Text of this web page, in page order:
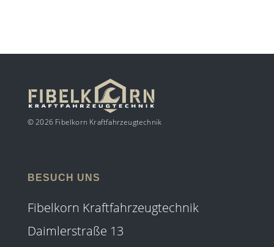
© 2026 Fibelkorn Kraftfahrzeugtechnik
BESUCH UNS
Fibelkorn Kraftfahrzeugtechnik
Daimlerstraße 13